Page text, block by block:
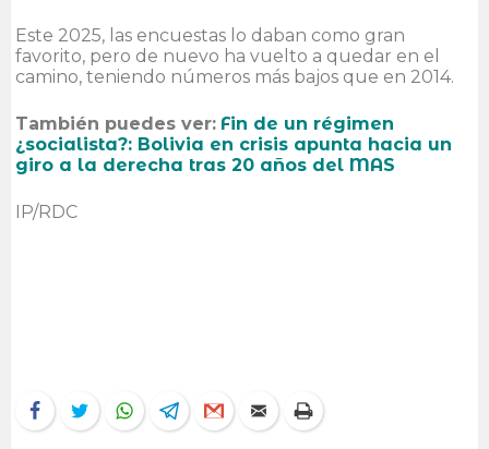
Este 2025, las encuestas lo daban como gran
favorito, pero de nuevo ha vuelto a quedar en el
camino, teniendo números más bajos que en 2014.
También puedes ver: Fin de un régimen
¿socialista?: Bolivia en crisis apunta hacia un
giro a la derecha tras 20 años del MAS
IP/RDC